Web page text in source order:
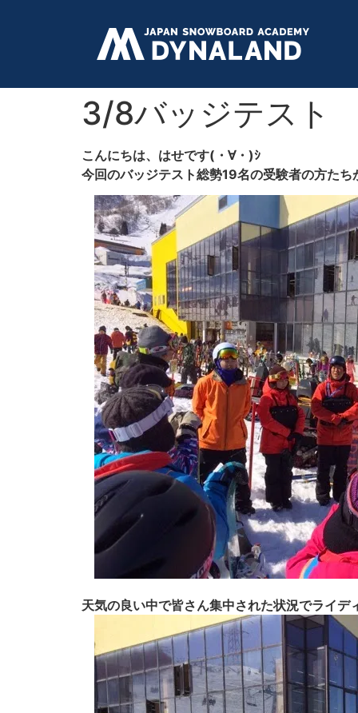
3/8バッジテスト
こんにちは、はせです(・∀・)ｼ
今回のバッジテスト総勢19名の受験者の方たち
天気の良い中で皆さん集中された状況でライデ